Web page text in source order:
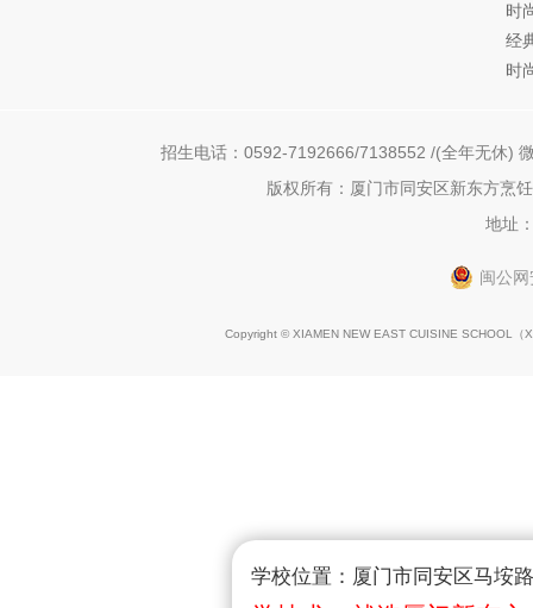
学校位置：厦门市同安区马垵
时
经
时
招生电话：0592-7192666/7138552 /(全年无休)
版权所有：厦门市同安区新东方烹
地址
闽公
Copyright © XIAMEN NEW EAST CUISINE SCHOOL（